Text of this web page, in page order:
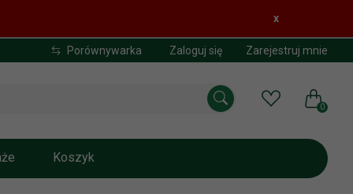
x
Porównywarka Zaloguj się Zarejestruj mnie
0
Koszyk